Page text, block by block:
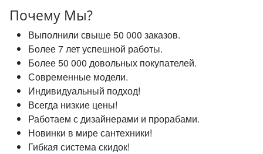
Почему Мы?
Выполнили свыше 50 000 заказов.
Более 7 лет успешной работы.
Более 50 000 довольных покупателей.
Современные модели.
Индивидуальный подход!
Всегда низкие цены!
Работаем с дизайнерами и прорабами.
Новинки в мире сантехники!
Гибкая система скидок!